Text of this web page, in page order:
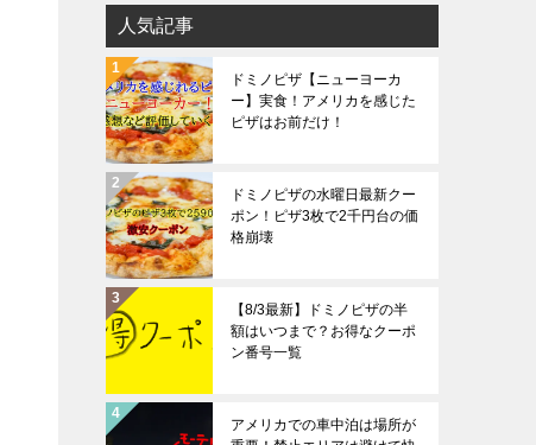
e
b
o
o
k
a
m
人気記事
ドミノピザ【ニューヨーカ
ー】実食！アメリカを感じた
ピザはお前だけ！
ドミノピザの水曜日最新クー
ポン！ピザ3枚で2千円台の価
格崩壊
【8/3最新】ドミノピザの半
額はいつまで？お得なクーポ
ン番号一覧
アメリカでの車中泊は場所が